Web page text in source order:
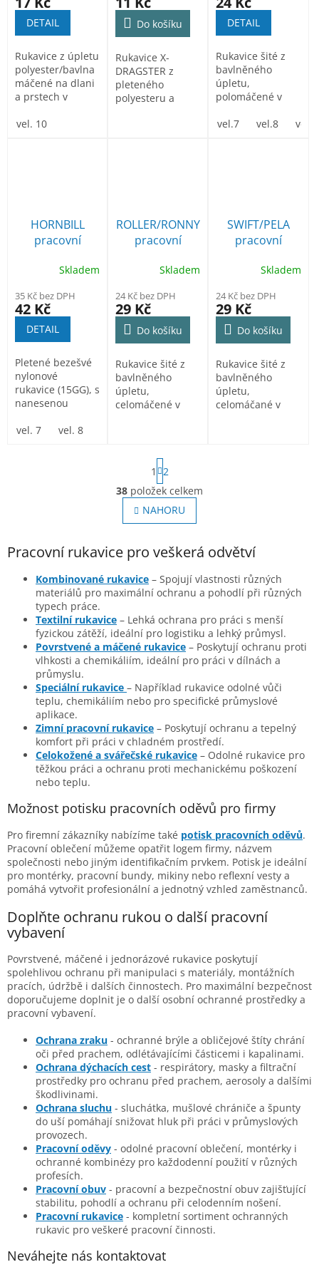
DETAIL
Rukavice z úpletu
polyester/bavlna
máčené na dlani
a prstech v
párů.
vel. 10
Do košíku
Rukavice X-
DRAGSTER z
pleteného
polyesteru a
DETAIL
Rukavice šité z
bavlněného
úpletu,
polomáčené v
pružným
vel.7 vel.8 vel.9
HORNBILL
pracovní
povrstvené
Skladem
35 Kč bez DPH
42 Kč
DETAIL
Pletené bezešvé
nylonové
rukavice (15GG), s
nanesenou
dlani a na...
vel. 7 vel. 8
ROLLER/RONNY
pracovní
celomáčené v
Skladem
24 Kč bez DPH
29 Kč
Do košíku
Rukavice šité z
bavlněného
úpletu,
celomáčené v
SWIFT/PELA
pracovní
celomáčené v
Skladem
24 Kč bez DPH
29 Kč
Do košíku
Rukavice šité z
bavlněného
úpletu,
celomáčané v
O
v
l
d
c
í
r
v
k
y
ý
p
s
u
S
t
r
á
n
k
v
á
n
í
1
2
38 položek celkem
NAHORU
Pracovní rukavice pro veškerá odvětví
Kombinované rukavice – Spojují vlastnosti různých
materiálů pro maximální ochranu a pohodlí při různých
typech práce.
Textilní rukavice – Lehká ochrana pro práci s menší
fyzickou zátěží, ideální pro logistiku a lehký průmysl.
Povrstvené a máčené rukavice – Poskytují ochranu proti
vlhkosti a chemikáliím, ideální pro práci v dílnách a
průmyslu.
Speciální rukavice – Například rukavice odolné vůči
teplu, chemikáliím nebo pro specifické průmyslové
aplikace.
Zimní pracovní rukavice – Poskytují ochranu a tepelný
komfort při práci v chladném prostředí.
Celokožené a svářečské rukavice – Odolné rukavice pro
těžkou práci a ochranu proti mechanickému poškození
nebo teplu.
Možnost potisku pracovních oděvů pro firmy
Pro firemní zákazníky nabízíme také potisk pracovních oděvů.
Pracovní oblečení můžeme opatřit logem firmy, názvem
společnosti nebo jiným identifikačním prvkem. Potisk je ideální
pro montérky, pracovní bundy, mikiny nebo reflexní vesty a
pomáhá vytvořit profesionální a jednotný vzhled zaměstnanců.
Doplňte ochranu rukou o další pracovní
vybavení
Povrstvené, máčené i jednorázové rukavice poskytují
spolehlivou ochranu při manipulaci s materiály, montážních
pracích, údržbě i dalších činnostech. Pro maximální bezpečnost
doporučujeme doplnit je o další osobní ochranné prostředky a
pracovní vybavení.
Ochrana zraku - ochranné brýle a obličejové štíty chrání
oči před prachem, odlétávajícími částicemi i kapalinami.
Ochrana dýchacích cest - respirátory, masky a filtrační
prostředky pro ochranu před prachem, aerosoly a dalšími
škodlivinami.
Ochrana sluchu - sluchátka, mušlové chrániče a špunty
do uší pomáhají snižovat hluk při práci v průmyslových
provozech.
Pracovní oděvy - odolné pracovní oblečení, montérky i
ochranné kombinézy pro každodenní použití v různých
profesích.
Pracovní obuv - pracovní a bezpečnostní obuv zajišťující
stabilitu, pohodlí a ochranu při celodenním nošení.
Pracovní rukavice - kompletní sortiment ochranných
rukavic pro veškeré pracovní činnosti.
Neváhejte nás kontaktovat